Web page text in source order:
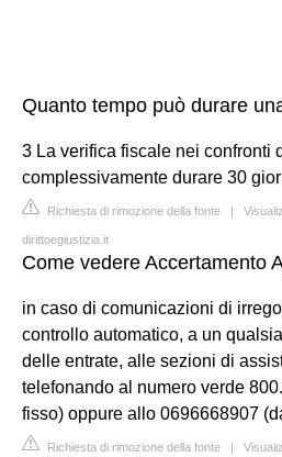
Quanto tempo può durare
3 La verifica fiscale nei confronti
complessivamente durare 30
Richiesta di rimozione della fonte |
dirittoegiustizia.it
Come vedere Accertamento
in caso di comunicazioni di
controllo automatico, a un
delle entrate, alle sezioni di
telefonando al numero verde
fisso) oppure allo 0696668907
Richiesta di rimozione della fonte |